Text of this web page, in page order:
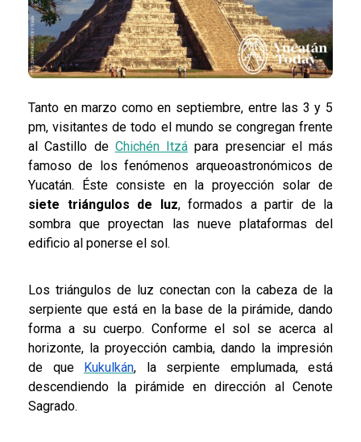
Tanto en marzo como en septiembre, entre las 3 y 5
pm, visitantes de todo el mundo se congregan frente
al Castillo de Chichén Itzá para presenciar el más
famoso de los fenómenos arqueoastronómicos de
Yucatán. Éste consiste en la proyección solar de
siete triángulos de luz, formados a partir de la
sombra que proyectan las nueve plataformas del
edificio al ponerse el sol.
Los triángulos de luz conectan con la cabeza de la
serpiente que está en la base de la pirámide, dando
forma a su cuerpo. Conforme el sol se acerca al
horizonte, la proyección cambia, dando la impresión
de que
Kukulkán, la serpiente emplumada, está
descendiendo la pirámide en dirección al Cenote
Sagrado.